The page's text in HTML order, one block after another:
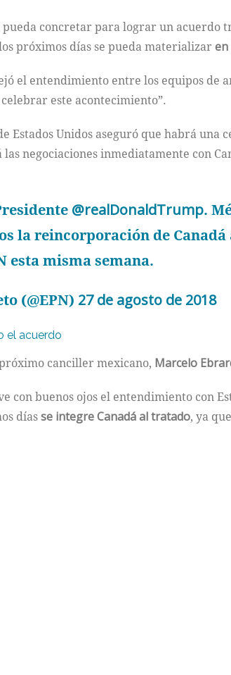
pueda concretar para lograr un
próximos días se pueda materializar en
el entendimiento entre los equipos de
este acontecimiento”.
Estados Unidos aseguró que habrá una
negociaciones inmediatamente con
@realDonaldTrump.
la reincorporación de
esta misma semana.
(@EPN) 27 de agosto de 2018
el acuerdo
canciller mexicano, Marcelo
con buenos ojos el entendimiento con
díasse integre Canadá al tratado, ya